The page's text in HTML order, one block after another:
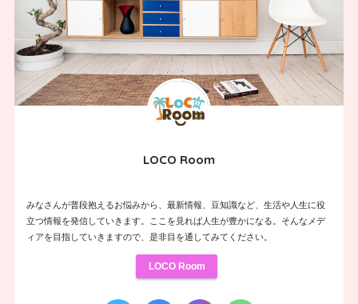
LOCO Room
みなさんが普段抱えるお悩みから、最新情報、豆知識など、生活や人生に役
立つ情報を発信していきます。ここを見れば人生が豊かになる。そんなメデ
ィアを目指していきますので、是非目を通してみてください。
LOCO Room